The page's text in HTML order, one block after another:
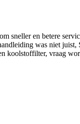
sneller en betere
was niet
vraag